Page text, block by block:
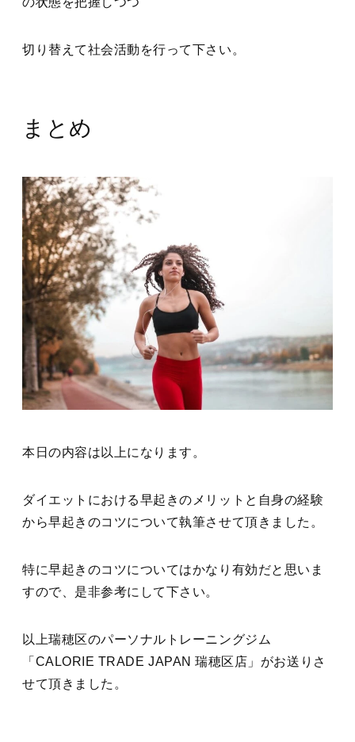
切り替えて社会活動を行って下さい。
まとめ
本日の内容は以上になります。
ダイエットにおける早起きのメリットと自身の経験
から早起きのコツについて執筆させて頂きました。
特に早起きのコツについてはかなり有効だと思いま
すので、是非参考にして下さい。
以上瑞穂区のパーソナルトレーニングジム
「CALORIE TRADE JAPAN 瑞穂区店」がお送りさ
せて頂きました。